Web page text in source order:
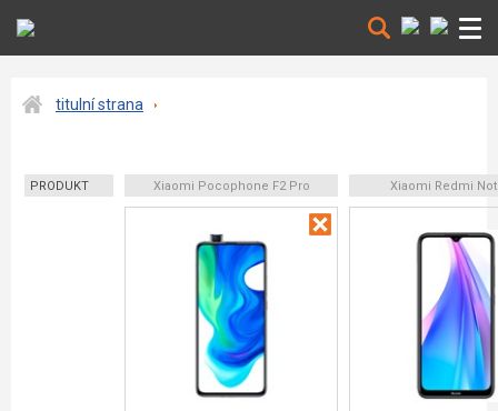
titulní strana
PRODUKT Xiaomi Pocophone F2 Pro Xiaomi Redmi